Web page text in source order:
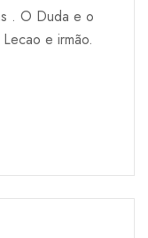
. O Duda e o
e irmão.